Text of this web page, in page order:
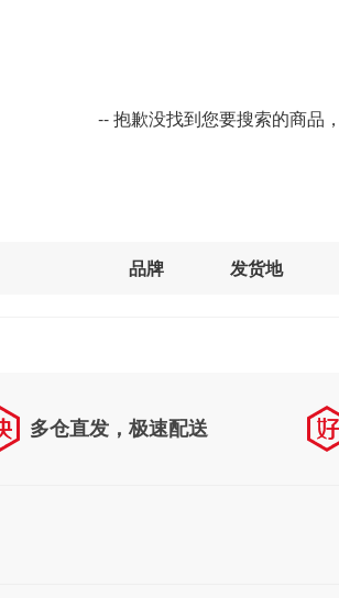
-- 抱歉没找到您要搜索的商品
品牌 发货地
多仓直发，极速配送